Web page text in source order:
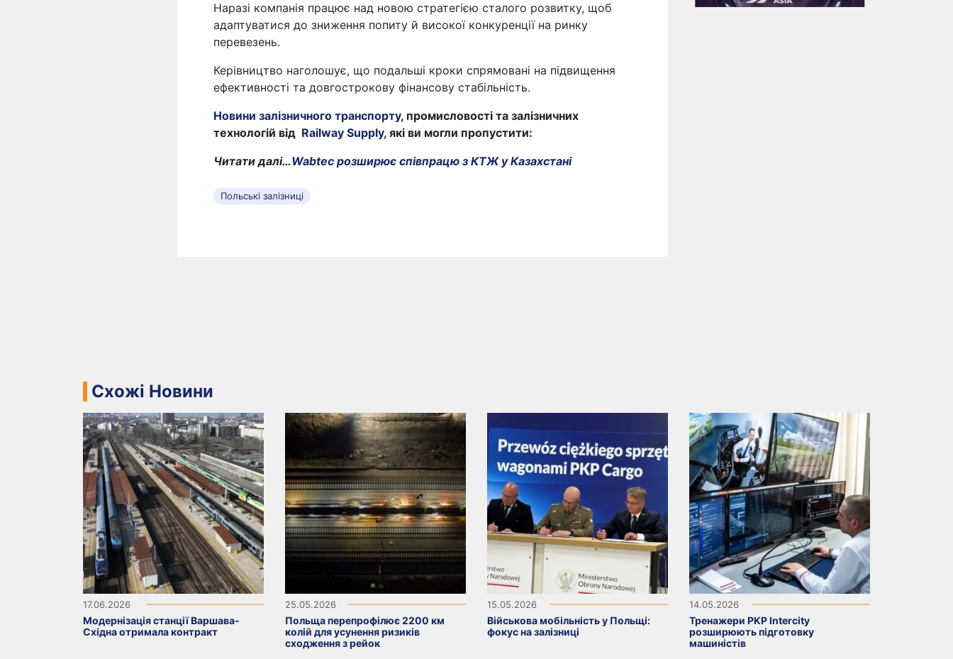
Наразі компанія працює над новою стратегією сталого розвитку, щоб
адаптуватися до зниження попиту й високої конкуренції на ринку
перевезень.
Керівництво наголошує, що подальші кроки спрямовані на підвищення
ефективності та довгострокову фінансову стабільність.
Новини залізничного транспорту, промисловості та залізничних
технологій від Railway Supply, які ви могли пропустити:
Читати далі…Wabtec розширює співпрацю з КТЖ у Казахстані
Польські залізниці
Схожі Новини
17.06.2026
Модернізація станції Варшава-
Східна отримала контракт
25.05.2026
Польща перепрофілює 2200 км
колій для усунення ризиків
сходження з рейок
15.05.2026
Військова мобільність у Польщі:
фокус на залізниці
14.05.2026
Тренажери PKP Intercity
розширюють підготовку
машиністів